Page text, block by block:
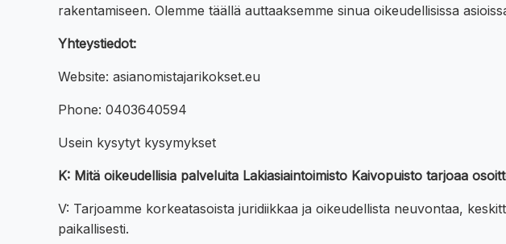
rakentamiseen. Olemme täällä auttaaksemme sinua oikeudellisissa
Yhteystiedot:
Website: asianomistajarikokset.eu
Phone: 0403640594
Usein kysytyt kysymykset
K: Mitä oikeudellisia palveluita Lakiasiaintoimisto Kaivopuisto tarjoaa
V: Tarjoamme korkeatasoista juridiikkaa ja oikeudellista neuvontaa,
paikallisesti.